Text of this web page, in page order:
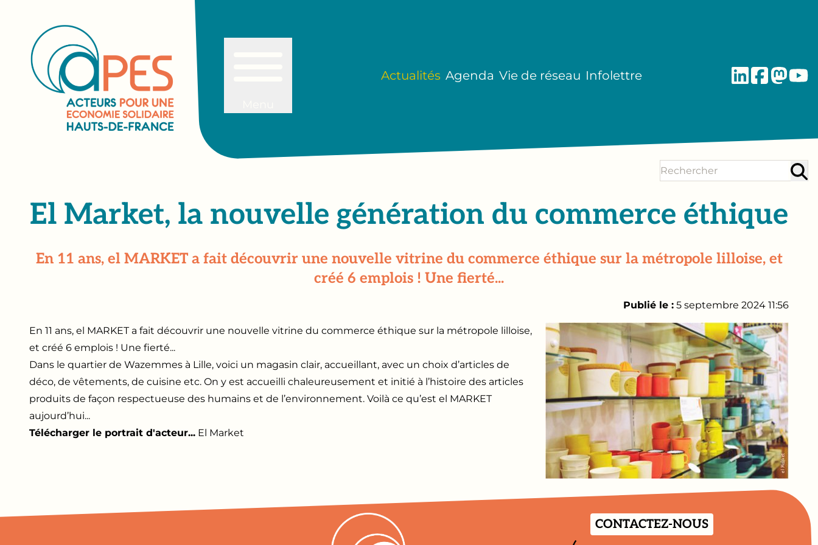
Actualités Agenda Vie de réseau Infolettre
El Market, la nouvelle génération du commerce éthique
En 11 ans, el MARKET a fait découvrir une nouvelle vitrine du commerce éthique sur la métropole lilloise, et
créé 6 emplois ! Une fierté...
Publié le : 5 septembre 2024 11:56
En 11 ans, el MARKET a fait découvrir une nouvelle vitrine du commerce éthique sur la métropole lilloise,
et créé 6 emplois ! Une fierté...
Dans le quartier de Wazemmes à Lille, voici un magasin clair, accueillant, avec un choix d’articles de
déco, de vêtements, de cuisine etc. On y est accueilli chaleureusement et initié à l’histoire des articles
produits de façon respectueuse des humains et de l’environnement. Voilà ce qu’est el MARKET
aujourd’hui...
Télécharger le portrait d'acteur... El Market
CONTACTEZ-NOUS